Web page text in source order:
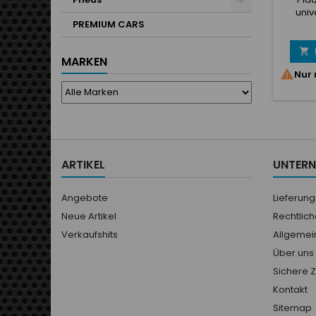
PREMIUM CARS
MARKEN
avec
au

Nur
ARTIKEL
Angebote
Neue Artikel
Verkaufshits
Lieferung
Über uns
Sichere
Kontakt
Sitemap